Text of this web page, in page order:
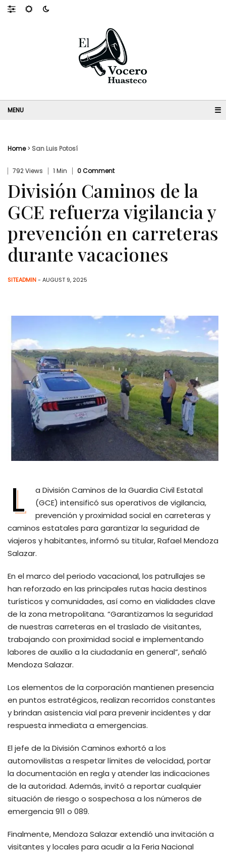
☰
Home> San Luis Potosí
792 Views 1 Min 0 Comment
División Caminos de la
GCE refuerza vigilancia y
prevención en carreteras
durante vacaciones
SITEADMIN- AUGUST 9, 2025
L
a División Caminos de la Guardia Civil Estatal
(GCE) intensificó sus operativos de vigilancia,
prevención y proximidad social en carreteras y
caminos estatales para garantizar la seguridad de
viajeros y habitantes, informó su titular, Rafael Mendoza
Salazar.
En el marco del periodo vacacional, los patrullajes se
han reforzado en las principales rutas hacia destinos
turísticos y comunidades, así como en vialidades clave
de la zona metropolitana. “Garantizamos la seguridad
de nuestras carreteras en el traslado de visitantes,
trabajando con proximidad social e implementando
labores de auxilio a la ciudadanía en general”, señaló
Mendoza Salazar.
Los elementos de la corporación mantienen presencia
en puntos estratégicos, realizan recorridos constantes
y brindan asistencia vial para prevenir incidentes y dar
respuesta inmediata a emergencias.
El jefe de la División Caminos exhortó a los
automovilistas a respetar límites de velocidad, portar
la documentación en regla y atender las indicaciones
de la autoridad. Además, invitó a reportar cualquier
situación de riesgo o sospechosa a los números de
emergencia 911 o 089.
Finalmente, Mendoza Salazar extendió una invitación a
visitantes y locales para acudir a la Feria Nacional